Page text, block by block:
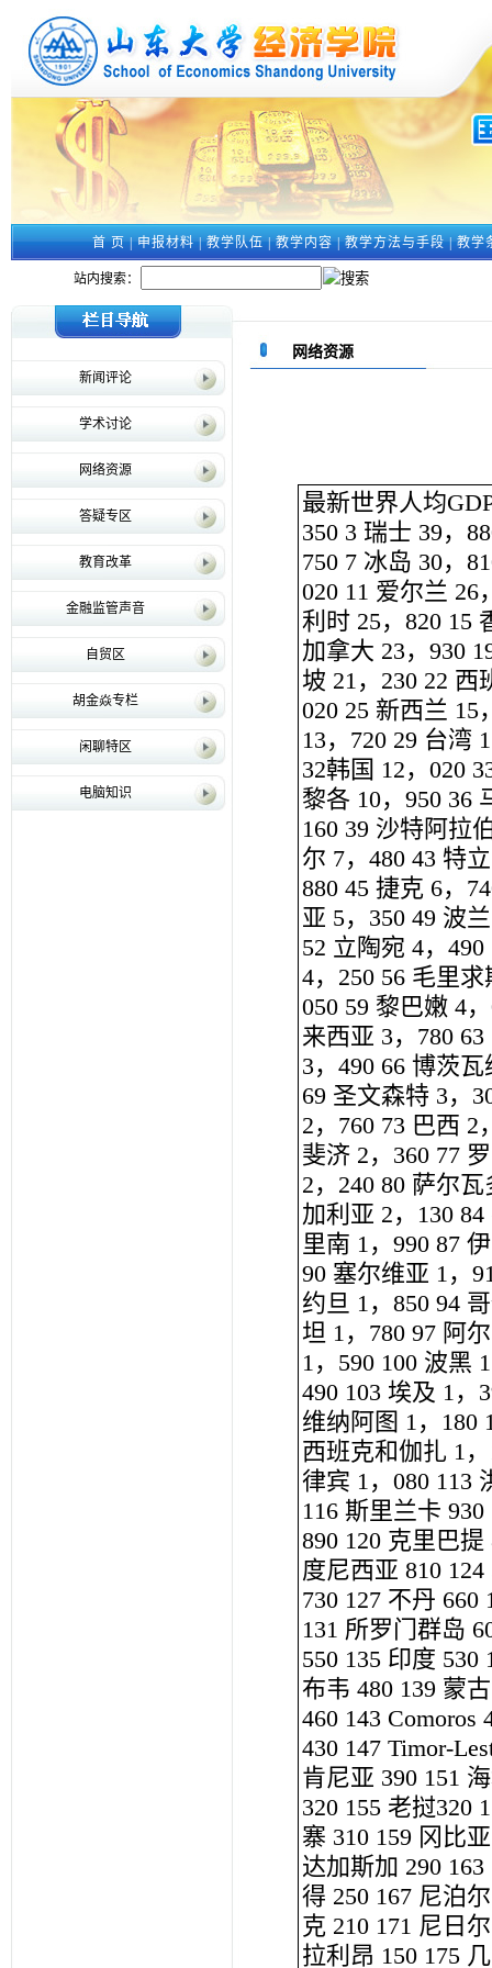
首 页|申报材料|教学队伍|教学内容|教学方法与手段|教学
站内搜索：
新闻评论
学术讨论
网络资源
答疑专区
教育改革
金融监管声音
自贸区
胡金焱专栏
闲聊特区
电脑知识
网络资源
最新世界人均
350 3 瑞士 39，
750 7 冰岛 30，
020 11 爱尔兰 26
利时 25，820 15
加拿大 23，930
坡 21，230 22 西
020 25 新西兰 15
13，720 29 台湾
32韩国 12，020
黎各 10，950 36
160 39 沙特阿拉
尔 7，480 43 特
880 45 捷克 6，
亚 5，350 49 波
52 立陶宛 4，
4，250 56 毛里
050 59 黎巴嫩 4
来西亚 3，780
3，490 66 博茨
69 圣文森特 3，
2，760 73 巴西 2
斐济 2，360 77
2，240 80 萨尔
加利亚 2，130
里南 1，990 87
90 塞尔维亚 1，
约旦 1，850 94
坦 1，780 97 阿
1，590 100 波黑
490 103 埃及 1，
维纳阿图 1，180
西班克和伽扎 1
律宾 1，080 113
116 斯里兰卡
890 120 克里巴
度尼西亚 810
730 127 不丹 660
131 所罗门群岛
550 135 印度
布韦 480 139 蒙
460 143 Comoros
430 147 Timor-
肯尼亚 390 151
320 155 老挝320
寨 310 159 冈比
达加斯加 290
得 250 167 尼泊
克 210 171 尼日
拉利昂 150 175